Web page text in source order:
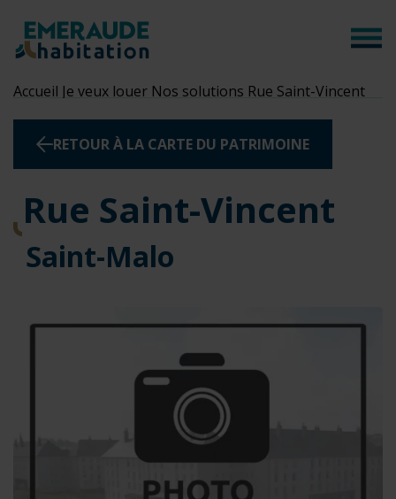
Accueil Je veux louer Nos solutions Rue Saint-Vincent
RETOUR À LA CARTE DU PATRIMOINE
Rue Saint-Vincent
Saint-Malo